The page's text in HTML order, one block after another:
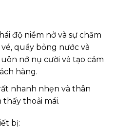
độ niềm nở và sự chăm
quầy bỏng nước và
nở nụ cười và tạo cảm
hàng.
nhanh nhẹn và thân
thoải mái.
bị: